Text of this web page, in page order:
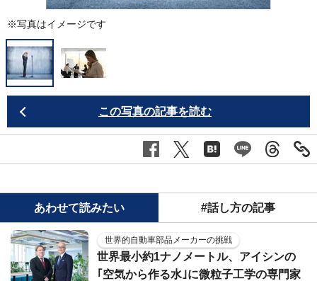
※写真はイメージです
この写真の記事を読む
あわせて読みたい #話し方の記事
世界的自動車部品メーカーの挑戦
世界最小約1ナノメートル、アイシンの
｢空気から作る水｣に微粒子工学の専門家